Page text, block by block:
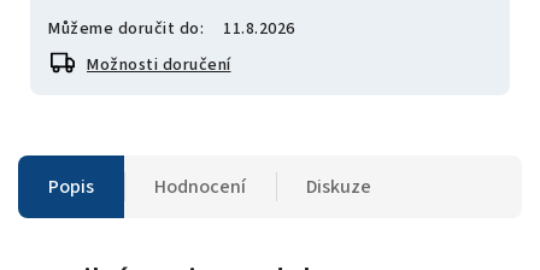
Můžeme doručit do:
11.8.2026
Možnosti doručení
Popis Hodnocení Diskuze